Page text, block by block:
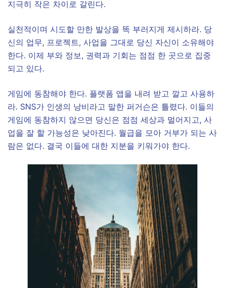
지극히 작은 차이로 갈린다.
실천적이며 시도할 만한 발상을 똑 부러지게 제시하라. 당
신의 업무, 프로젝트, 사업을 그대로 당신 자신이 소유해야
한다. 이제 부와 정보, 권력과 기회는 점점 한 곳으로 집중
되고 있다.
​게임에 동참해야 한다. 플랫폼 앱을 내려 받고 깔고 사용하
라. SNS가 인생의 낭비라고 말한 퍼거슨은 틀렸다. 이들의
게임에 동참하지 않으면 당신은 점점 세상과 멀어지고, 사
업을 잘 할 가능성은 낮아진다. 월급을 모아 거부가 되는 사
람은 없다. 결국 이들에 대한 지분을 키워가야 한다.